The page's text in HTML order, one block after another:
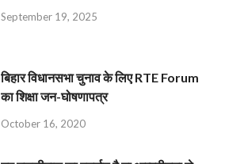
September 19, 2025
बिहार विधानसभा चुनाव के लिए RTE Forum
का शिक्षा जन-घोषणापत्र
October 16, 2020